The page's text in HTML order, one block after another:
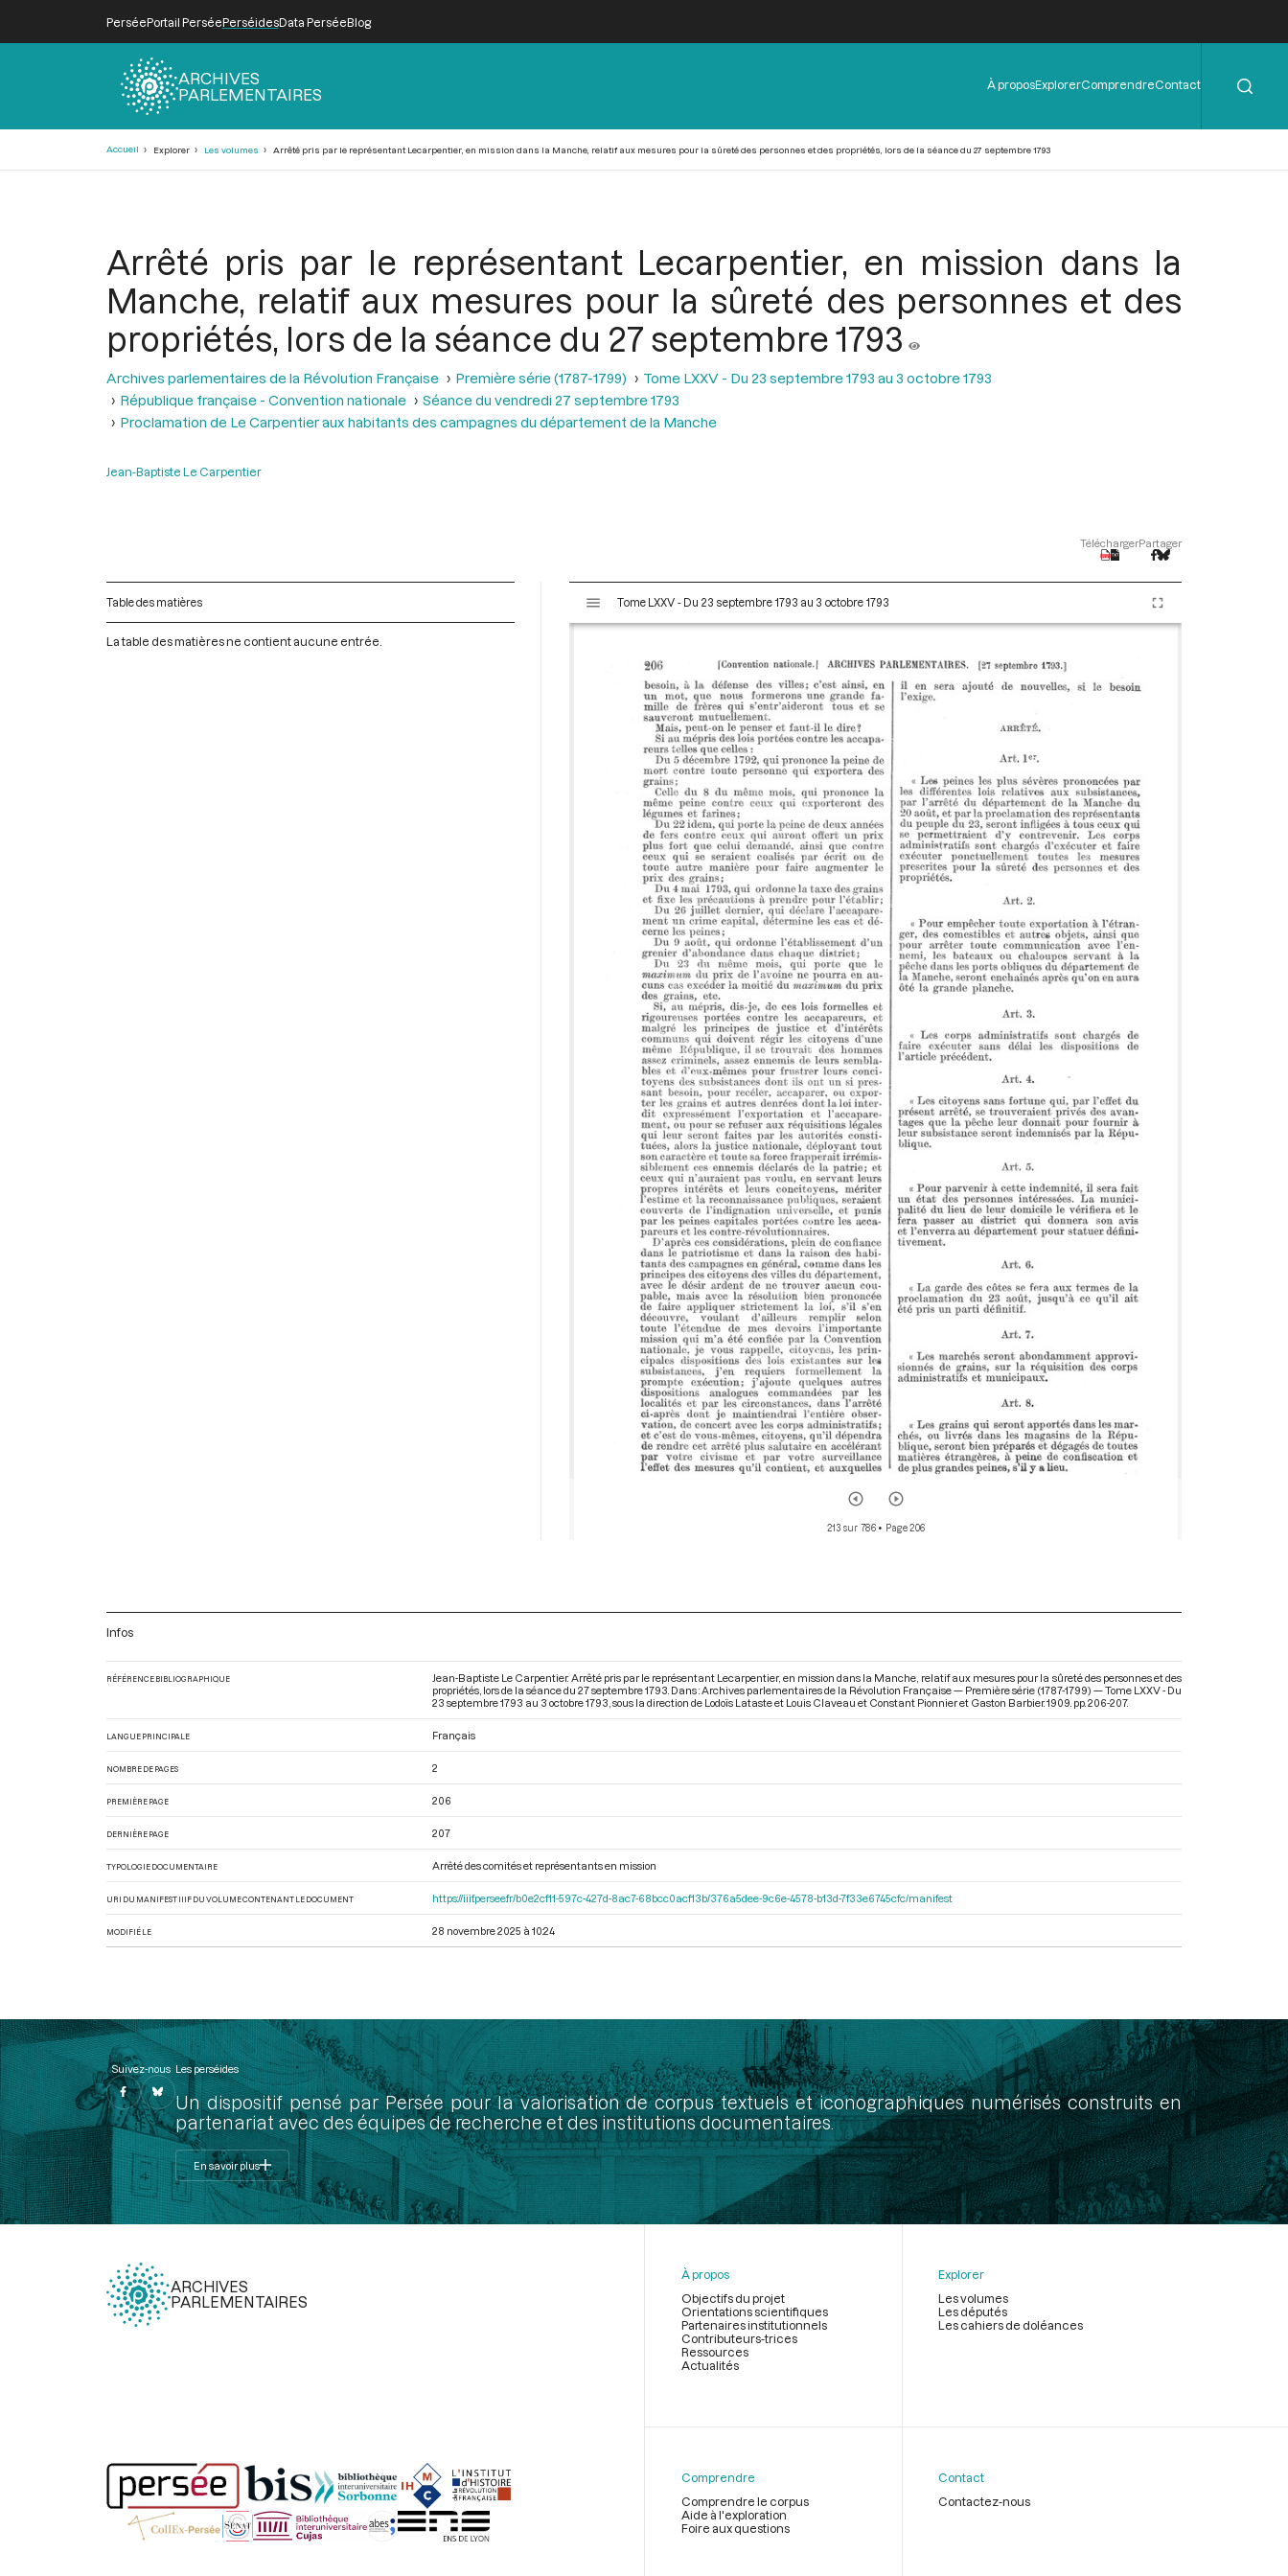
PerséePortail PerséePerséidesData PerséeBlog
ARCHIVES
PARLEMENTAIRES
Menu
de
À proposExplorerComprendreContact
Accueil Explorer Les volumes Arrêté pris par le représentant Lecarpentier, en mission dans la Manche, relatif aux mesures pour la sûreté des personnes et des propriétés, lors de la séance du 27 septembre 1793
Arrêté pris par le représentant Lecarpentier, en mission dans la
Manche, relatif aux mesures pour la sûreté des personnes et des
propriétés, lors de la séance du 27 septembre 1793
Archives parlementaires de la Révolution Française Première série (1787-1799)
Tome LXXV - Du 23 septembre 1793 au 3 octobre 1793
République française - Convention nationale
Séance du vendredi 27 septembre 1793
Proclamation de Le Carpentier aux habitants des campagnes du département de la Manche
Jean-Baptiste Le Carpentier
TéléchargerPartager
Table des matières
La table des matières ne contient aucune entrée.
s
Tome LXXV - Du 23 septembre 1793 au 3 octobre 1793
213 sur 786• Page 206
Infos
RÉFÉRENCE BIBLIOGRAPHIQUE
Jean-Baptiste Le Carpentier. Arrêté pris par le représentant Lecarpentier, en mission dans la Manche, relatif aux mesures pour la sûreté des personnes et des
propriétés, lors de la séance du 27 septembre 1793. Dans : Archives parlementaires de la Révolution Française — Première série (1787-1799) — Tome LXXV - Du
23 septembre 1793 au 3 octobre 1793 , sous la direction de Lodoïs Lataste et Louis Claveau et Constant Pionnier et Gaston Barbier. 1909. pp. 206-207.
LANGUE PRINCIPALE Français
NOMBRE DE PAGES 2
PREMIÈRE PAGE 206
DERNIÈRE PAGE 207
TYPOLOGIE DOCUMENTAIRE Arrêté des comités et représentants en mission
URI DU MANIFEST IIIF DU VOLUME CONTENANT LE DOCUMENT https://iiif.persee.fr/b0e2cf11-597c-427d-8ac7-68bcc0acf13b/376a5dee-9c6e-4578-b13d-7f33e6745cfc/manifest
MODIFIÉ LE 28 novembre 2025 à 10:24
Suivez-nous Les perséides
Un dispositif pensé par Persée pour la valorisation de corpus textuels et iconographiques numérisés construits en
partenariat avec des équipes de recherche et des institutions documentaires.
En savoir plus
ARCHIVES
PARLEMENTAIRES
page
À propos
Objectifs du projet
Orientations scientifiques
Partenaires institutionnels
Contributeurs-trices
Ressources
Actualités
Explorer
Les volumes
Les députés
Les cahiers de doléances
Comprendre
Comprendre le corpus
Aide à l'exploration
Foire aux questions
Contact
Contactez-nous